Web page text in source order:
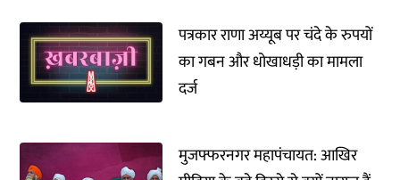
पत्रकार राणा अय्यूब पर चंदे के रुपयों
का गबन और धोखाधड़ी का मामला
दर्ज
मुजफ्फरनगर महापंचायत: आखिर